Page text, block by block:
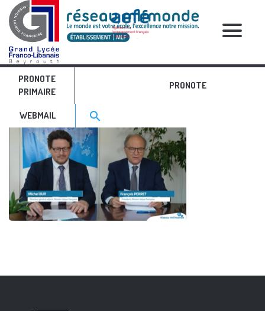
PRONOTE
PRIMAIRE
PRONOTE
WEBMAIL Search for:>
search
RELATIVE POSTS
12